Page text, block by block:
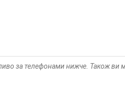
за телефонами нижче. Також ви